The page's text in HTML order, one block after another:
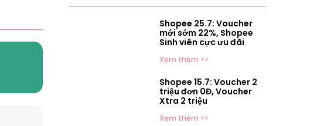
Shopee 25.7: Voucher
mới sớm 22%, Shopee
Sinh viên cực ưu đãi
Xem thêm >>
Shopee 15.7: Voucher 2
triệu đơn 0Đ, Voucher
Xtra 2 triệu
Xem thêm >>